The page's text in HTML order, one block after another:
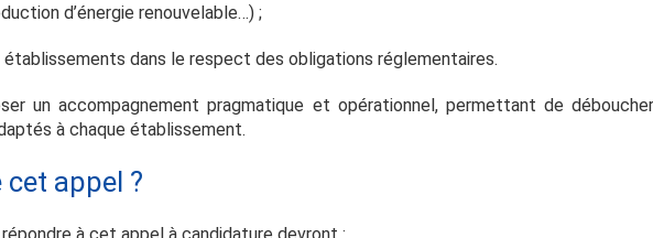
d’énergie renouvelable…) ;
dans le respect des obligations réglementaires.
un accompagnement pragmatique et opérationnel, permettant de
à chaque établissement.
cet appel ?